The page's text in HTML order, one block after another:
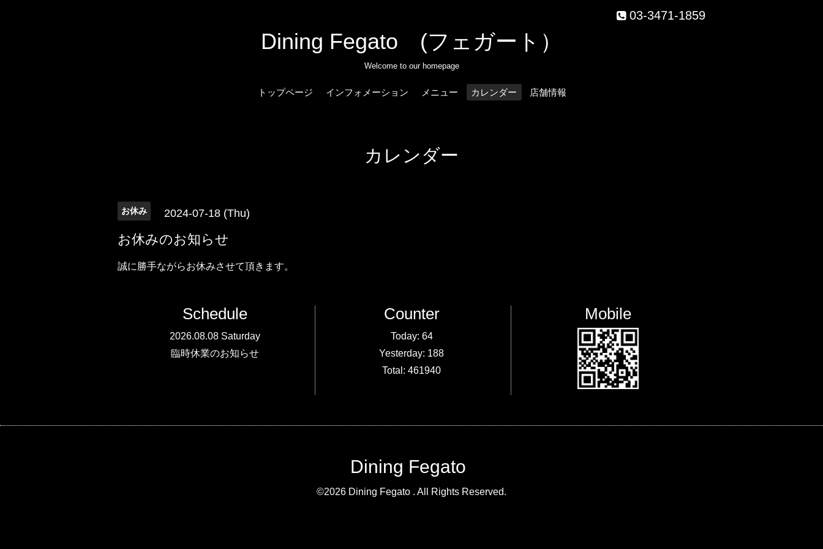
03-3471-1859
Dining Fegato (フェガート）
Welcome to our homepage
トップページ インフォメーション メニュー カレンダー 店舗情報
カレンダー
お休み 2024-07-18 (Thu)
お休みのお知らせ
誠に勝手ながらお休みさせて頂きます。
Schedule
2026.08.08 Saturday
臨時休業のお知らせ
Counter
Today: 64
Yesterday: 188
Total:461940
Mobile
Dining Fegato
©2026 Dining Fegato . All Rights Reserved.